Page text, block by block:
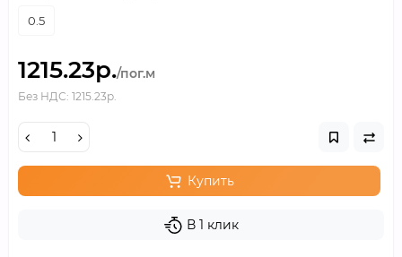
0.5
1215.23р./пог.м
Без НДС: 1215.23р.
Купить
В 1 клик